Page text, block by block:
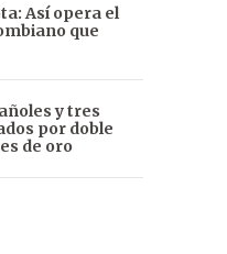
Así opera el
que
y tres
por doble
de oro